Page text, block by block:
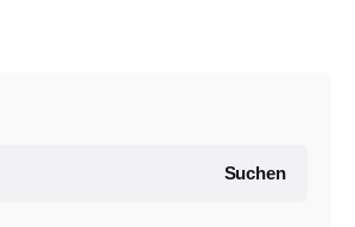
Suchen